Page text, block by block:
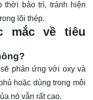
thời bảo trì, tránh hiện
lõi thép.
mắc về tiêu
phản ứng với oxy và
hoặc dùng trong môi
nó vẫn rất cao.